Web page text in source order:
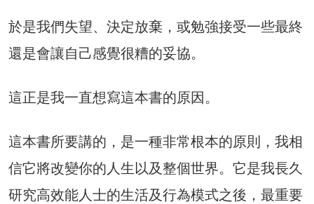
於是我們失望、決定放棄，或勉強接受一些最終
還是會讓自己感覺很糟的妥協。
這正是我一直想寫這本書的原因。
這本書所要講的，是一種非常根本的原則，我相
信它將改變你的人生以及整個世界。它是我長久
研究高效能人士的生活及行為模式之後，最重要